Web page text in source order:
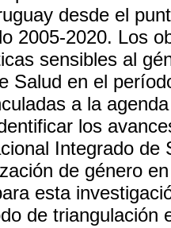
desde el
2005-2020. Los
sensibles al
Salud en el
a la
los
Integrado
de género
esta
de triangulación